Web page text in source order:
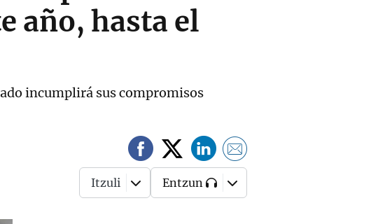
año, hasta el
incumplirá sus compromisos
Itzuli Entzun